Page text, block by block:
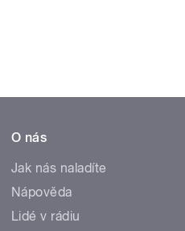
O nás
Jak nás naladíte
Nápověda
Lidé v rádiu